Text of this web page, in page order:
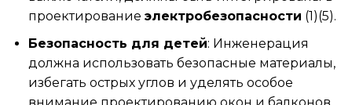
проектирование электробезопасности (1)(5).
Безопасность для детей: Инженерация
должна использовать безопасные материалы,
избегать острых углов и уделять особое